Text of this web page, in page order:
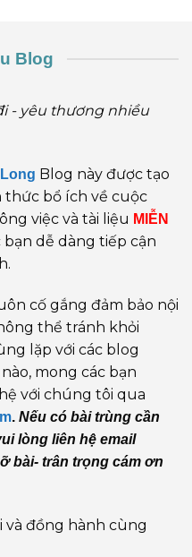
Blog
- yêu thương nhiều
Blog này được tạo
thức bổ ích về cuộc
việc và tài liệu MIỄN
dễ dàng tiếp cận
cố gắng đảm bảo nội
thể tránh khỏi
lặp với các blog
mong các bạn
với chúng tôi qua
. Nếu có bài trùng cần
lòng liên hệ email
bài- trân trọng cám ơn
và đồng hành cùng